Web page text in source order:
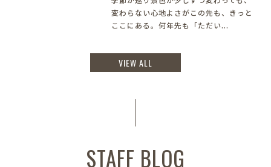
変わらない心地よさがこの先も、きっと
ここにある。何年先も「ただい...
VIEW ALL
STAFF BLOG